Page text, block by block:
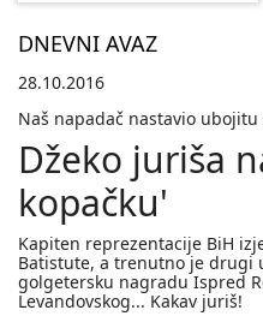
DNEVNI AVAZ
28.10.2016
Naš napadač nastavio
Džeko juriša
kopačku'
Kapiten reprezentacije BiH
Batistute, a trenutno je drugi
golgetersku nagradu Ispred
Levandovskog... Kakav juriš!